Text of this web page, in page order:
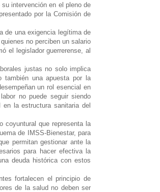
intervención en el pleno de
por la Comisión de
de una exigencia legítima de
no perciben un salario
el legislador guerrerense, al
justas no solo implica
también una apuesta por la
un rol esencial en
no puede seguir siendo
la estructura sanitaria del
coyuntural que representa la
de IMSS-Bienestar, para
permitan gestionar ante la
para hacer efectiva la
deuda histórica con estos
fortalecen el principio de
de la salud no deben ser